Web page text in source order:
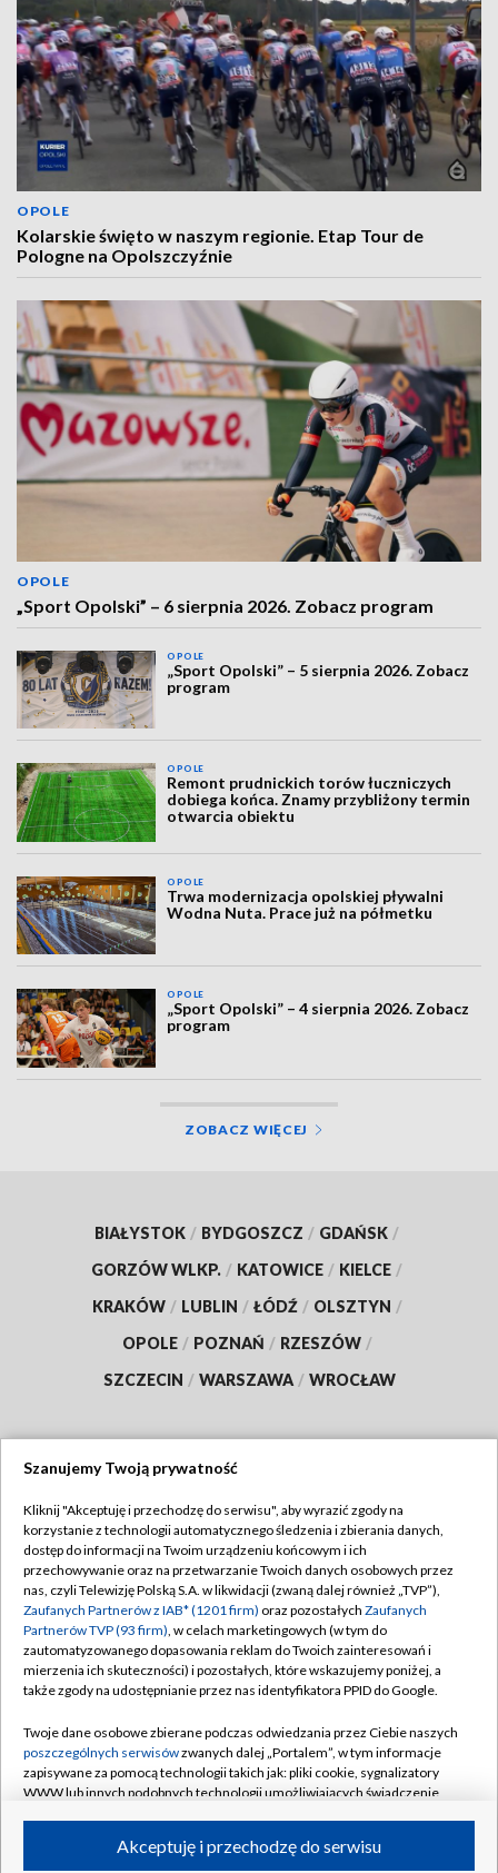
OPOLE
Kolarskie święto w naszym regionie. Etap Tour de
Pologne na Opolszczyźnie
OPOLE
„Sport Opolski” – 6 sierpnia 2026. Zobacz program
OPOLE
„Sport Opolski” – 5 sierpnia 2026. Zobacz
program
OPOLE
Remont prudnickich torów łuczniczych
dobiega końca. Znamy przybliżony termin
otwarcia obiektu
OPOLE
Trwa modernizacja opolskiej pływalni
Wodna Nuta. Prace już na półmetku
OPOLE
„Sport Opolski” – 4 sierpnia 2026. Zobacz
program
ZOBACZ WIĘCEJ
BIAŁYSTOK / BYDGOSZCZ / GDAŃSK /
GORZÓW WLKP. / KATOWICE / KIELCE /
KRAKÓW / LUBLIN / ŁÓDŹ / OLSZTYN /
OPOLE / POZNAŃ / RZESZÓW /
SZCZECIN / WARSZAWA / WROCŁAW
TVP
Abonament TVP
Emisja w TVP
Centrum informacji TVP
Naziemna Telewizja Cyfrowa
Rada Programowa
System NOS
Informacje o nadawcy
Program dla prasy
Regulamin TVP
Polityka prywatności
Moje zgody
Pomoc
Kontakt
Kanały
Szanujemy Twoją prywatność
Kliknij "Akceptuję i przechodzę do serwisu", aby wyrazić zgody na
korzystanie z technologii automatycznego śledzenia i zbierania danych,
dostęp do informacji na Twoim urządzeniu końcowym i ich
przechowywanie oraz na przetwarzanie Twoich danych osobowych przez
nas, czyli Telewizję Polską S.A. w likwidacji (zwaną dalej również „TVP”),
Zaufanych Partnerów z IAB* (1201 firm) oraz pozostałych Zaufanych
Partnerów TVP (93 firm), w celach marketingowych (w tym do
zautomatyzowanego dopasowania reklam do Twoich zainteresowań i
mierzenia ich skuteczności) i pozostałych, które wskazujemy poniżej, a
także zgody na udostępnianie przez nas identyfikatora PPID do Google.
Twoje dane osobowe zbierane podczas odwiedzania przez Ciebie naszych
poszczególnych serwisówzwanych dalej „Portalem”, w tym informacje
zapisywane za pomocą technologii takich jak: pliki cookie, sygnalizatory
WWW lub innych podobnych technologii umożliwiających świadczenie
ruchu w Internecie.Akceptuję i przechodzę do serwisu